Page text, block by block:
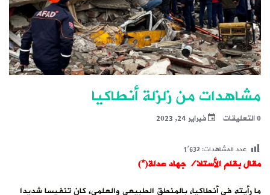
مشاهدات من زلزلة أنطاكيا
0 التعليقات فبراير 24, 2023
عدد المشاهدات:1٬632
مقال بقلم الأستاذ/ جهاد عدلة(*)
ما رأيته في أنطاكيا، بالمنطق الطبيعي والعلمي، كان تنفيسا شديدا